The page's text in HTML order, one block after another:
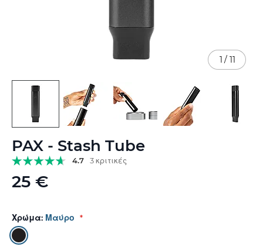
PAX - Stash Tube
4.7 3 κριτικές
25 €
Χρώμα: Μαύρο
1 / 11
στην
αρχή
της
συλλογής